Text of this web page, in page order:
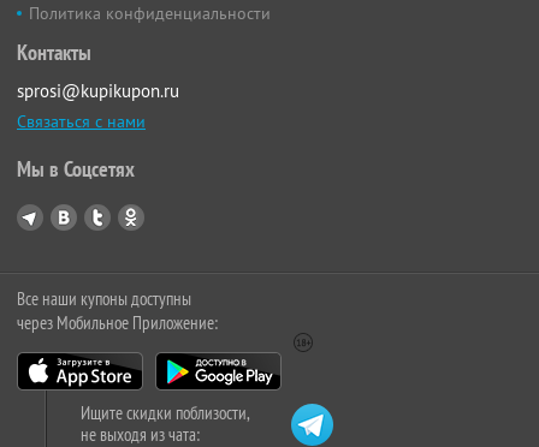
Политика конфиденциальности
Контакты
sprosi@kupikupon.ru
Связаться с нами
Мы в Соцсетях
Все наши купоны доступны
через Мобильное Приложение:
Ищите скидки поблизости,
не выходя из чата: